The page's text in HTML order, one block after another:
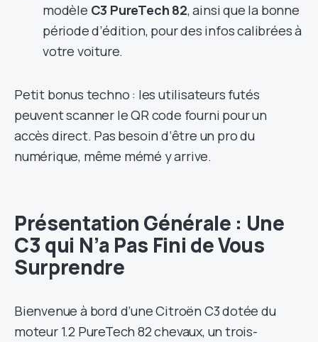
modèle C3 PureTech 82, ainsi que la bonne
période d’édition, pour des infos calibrées à
votre voiture.
Petit bonus techno : les utilisateurs futés
peuvent scanner le QR code fourni pour un
accès direct. Pas besoin d’être un pro du
numérique, même mémé y arrive.
Présentation Générale : Une
C3 qui N’a Pas Fini de Vous
Surprendre
Bienvenue à bord d’une Citroën C3 dotée du
moteur 1.2 PureTech 82 chevaux, un trois-